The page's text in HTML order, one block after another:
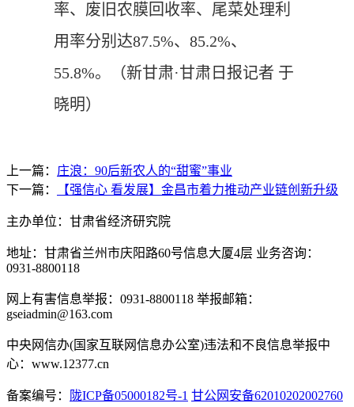
率、废旧农膜回收率、尾菜处理利
用率分别达87.5%、85.2%、
55.8%。
（新甘肃·甘肃日报记者 于
晓明）
上一篇： 庄浪：90后新农人的“甜蜜”事业
下一篇：
【强信心 看发展】金昌市着力推动产业链创新升级
主办单位：甘肃省经济研究院
地址：甘肃省兰州市庆阳路60号信息大厦4层 业务咨询：
0931-8800118
网上有害信息举报：0931-8800118 举报邮箱：
gseiadmin@163.com
中央网信办(国家互联网信息办公室)违法和不良信息举报中
心：www.12377.cn
备案编号： 陇ICP备05000182号-1 甘公网安备62010202002760